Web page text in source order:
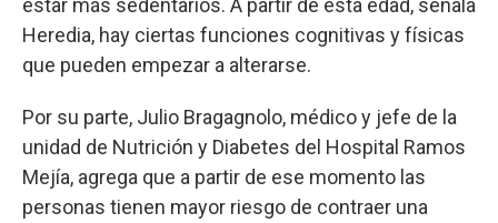
estar más sedentarios. A partir de esta edad, señala
Heredia, hay ciertas funciones cognitivas y físicas
que pueden empezar a alterarse.
Por su parte, Julio Bragagnolo, médico y jefe de la
unidad de Nutrición y Diabetes del Hospital Ramos
Mejía, agrega que a partir de ese momento las
personas tienen mayor riesgo de contraer una